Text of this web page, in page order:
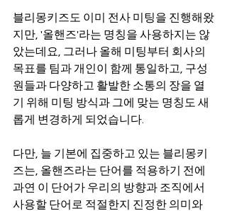
블리몽키즈도 이미 전사 미팅을 진행해왔
지만, '올핸즈'라는 명칭을 사용하지는 않
았는데요, 그러나 올해 미팅부터 회사의
목표를 팀과 개인이 함께 통일하고, 구성
원들과 다양하고 활발한 소통의 장을 열
기 위해 미팅 방식과 그에 맞는 명칭도 새
롭게 변경하게 되었습니다.
다만, 늘 기본에 집중하고 있는 블리몽키
즈는, 올핸즈라는 단어를 적용하기 전에
과연 이 단어가 우리의 방향과 조직에서
사용할 단어로 적절한지 진정한 의미와